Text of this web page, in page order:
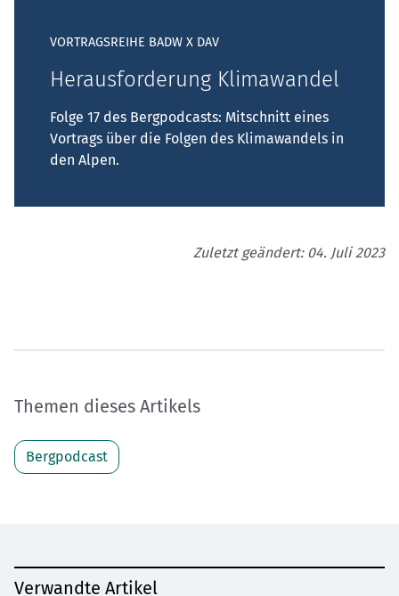
VORTRAGSREIHE BADW X DAV
Herausforderung Klimawandel
Folge 17 des Bergpodcasts: Mitschnitt eines
Vortrags über die Folgen des Klimawandels in
den Alpen.
Zuletzt geändert: 04. Juli 2023
Themen dieses Artikels
Bergpodcast
Verwandte Artikel